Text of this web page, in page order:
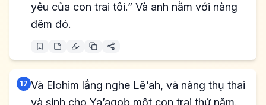
yêu của con trai tôi.” Và anh nằm với nàng
đêm đó.
17 Và Elohim lắng nghe Lĕ’ah, và nàng thụ thai
và sinh cho Ya’aqoḇ một con trai thứ năm.